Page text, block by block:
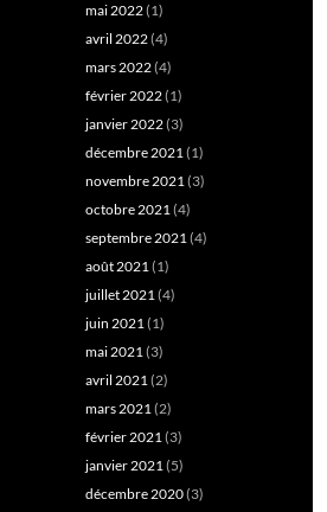
mai 2022(1)
avril 2022(4)
mars 2022(4)
février 2022(1)
janvier 2022(3)
décembre 2021(1)
novembre 2021(3)
octobre 2021(4)
septembre 2021(4)
août 2021(1)
juillet 2021(4)
juin 2021(1)
mai 2021(3)
avril 2021(2)
mars 2021(2)
février 2021(3)
janvier 2021(5)
décembre 2020(3)